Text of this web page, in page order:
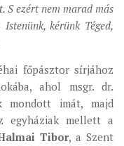
S ezért nem marad más
kérünk Téged,
főpásztor sírjához
ahol msgr. dr.
mondott imát, majd
egyháziak mellett a
Tibor, a Szent